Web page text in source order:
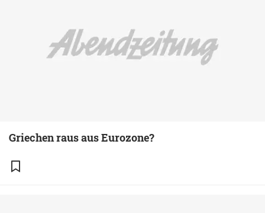
Griechen raus aus Eurozone?